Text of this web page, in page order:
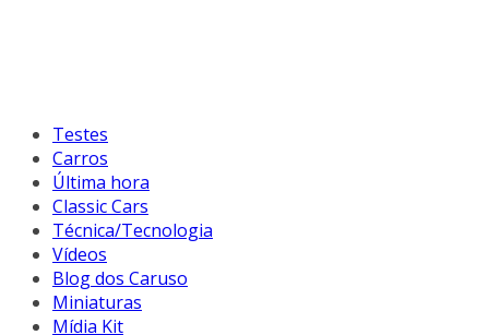
Testes
Carros
Última hora
Classic Cars
Técnica/Tecnologia
Vídeos
Blog dos Caruso
Miniaturas
Mídia Kit